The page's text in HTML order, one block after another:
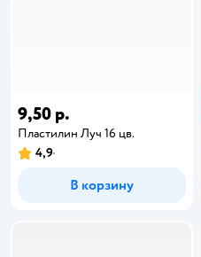
9,50 р.
Пластилин Луч 16 цв.
4,9
В корзину